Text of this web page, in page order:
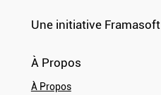
Une initiative Framasoft
À Propos
À Propos